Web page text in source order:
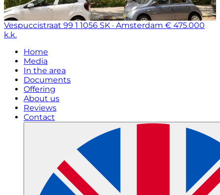
Vespuccistraat 99 1 1056 SK · Amsterdam € 475.000
k.k.
Home
Media
In the area
Documents
Offering
About us
Reviews
Contact